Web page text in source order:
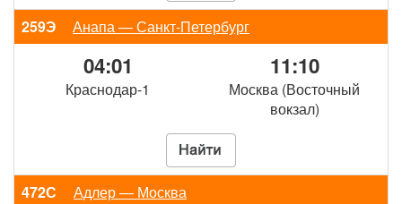
259Э Анапа — Санкт-Петербург
04:01
Краснодар-1
11:10
Москва (Восточный
вокзал)
472С Адлер — Москва